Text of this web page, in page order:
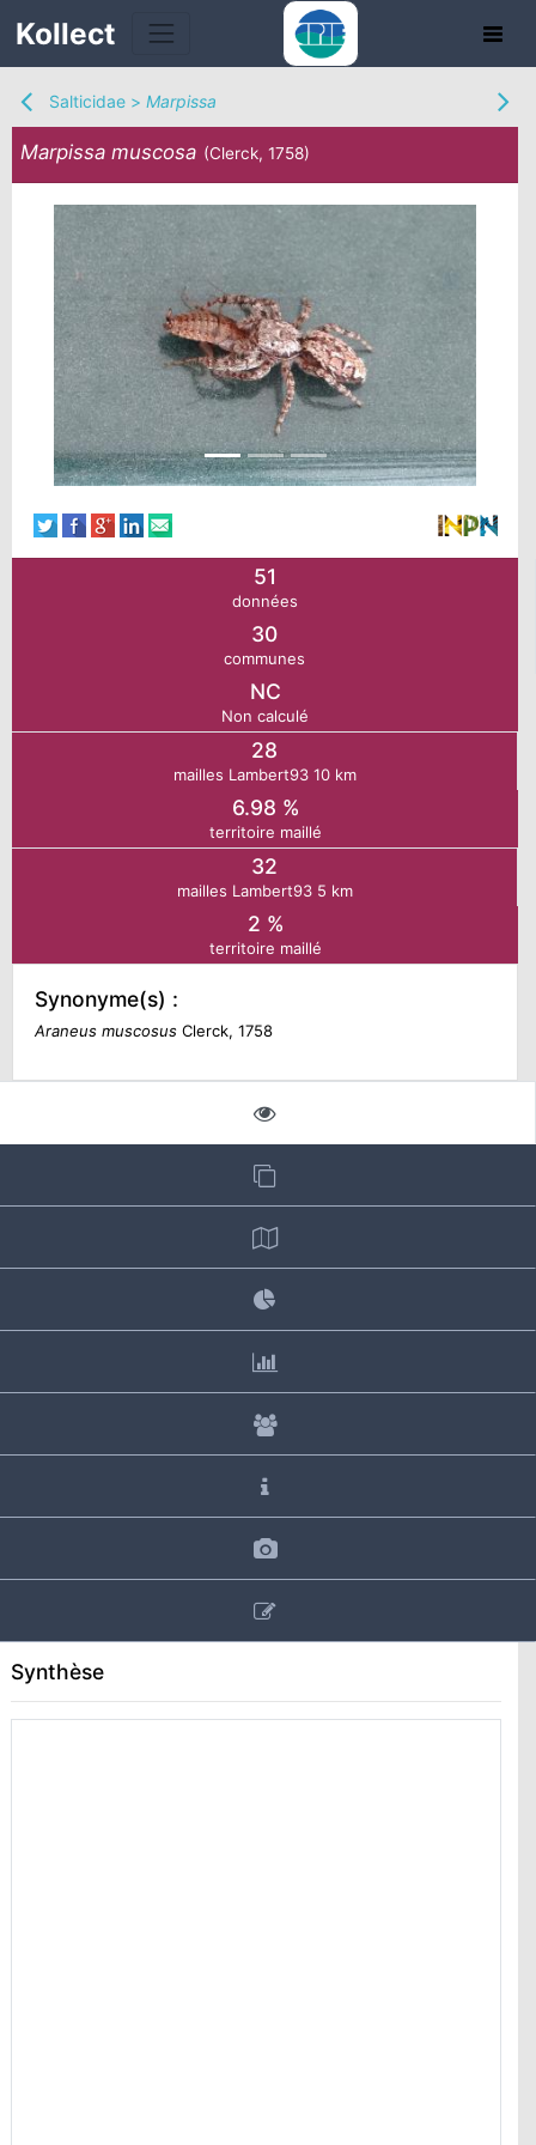
Kollect
Salticidae > Marpissa
Marpissa muscosa (Clerck, 1758)
51
données
30
communes
NC
Non calculé
28
mailles Lambert93 10 km
6.98 %
territoire maillé
32
mailles Lambert93 5 km
2 %
territoire maillé
Synonyme(s) :
Araneus muscosusClerck, 1758
Synthèse